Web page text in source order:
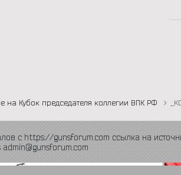
на Кубок председателя коллегии ВПК РФ
с https://gunsforum.com ссылка на